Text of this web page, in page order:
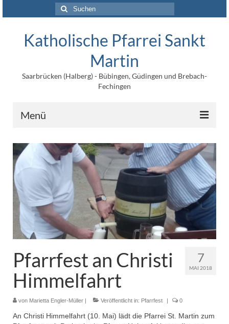
Suchen
nach:
Katholische Pfarrei Sankt
Martin
Saarbrücken (Halberg) - Bübingen, Güdingen und Brebach-
Fechingen
Menü
Angebote
Veröffentlichungen
Kontakt
Impressum
Maltische für Kinder
7
MAI 2018
Pfarrfest an Christi
Himmelfahrt
von Marietta Engler-Müller | Veröffentlicht in: Pfarrfest | 0
An Christi Himmelfahrt (10. Mai) lädt die Pfarrei St. Martin zum